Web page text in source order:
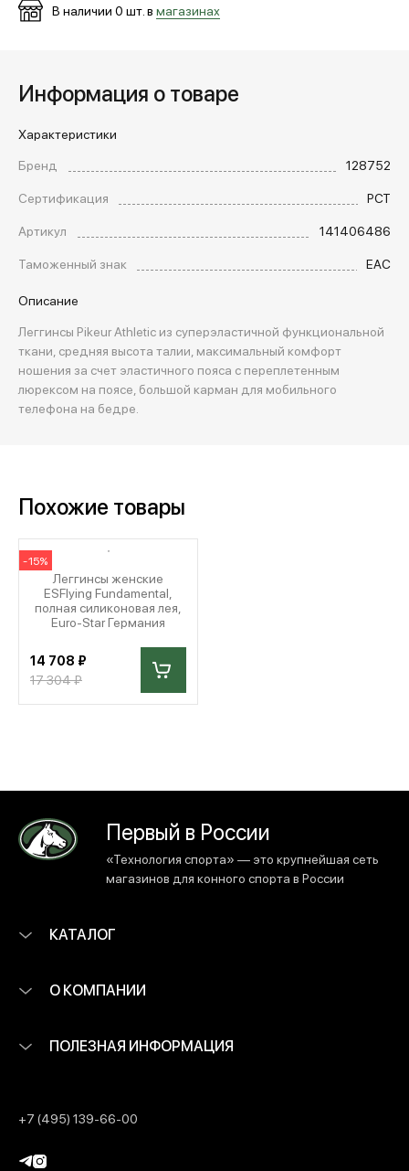
В наличии 0 шт. в магазинах
Информация о товаре
Характеристики
Бренд
128752
Сертификация
РСТ
Артикул
141406486
Таможенный знак
EAC
Описание
Леггинсы Pikeur Athletic из суперэластичной функциональной
ткани, средняя высота талии, максимальный комфорт
ношения за счет эластичного пояса с переплетенным
люрексом на поясе, большой карман для мобильного
телефона на бедре.
Похожие товары
-15%
Леггинсы женские
ESFlying Fundamental,
полная силиконовая лея,
Euro-Star Германия
14 708 ₽
17 304 ₽
Первый в России
«Технология спорта» — это крупнейшая сеть
магазинов для конного спорта в России
КАТАЛОГ
О КОМПАНИИ
ПОЛЕЗНАЯ ИНФОРМАЦИЯ
+7 (495) 139-66-00